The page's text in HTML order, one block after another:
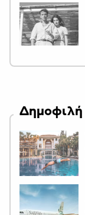
Δημοφιλή